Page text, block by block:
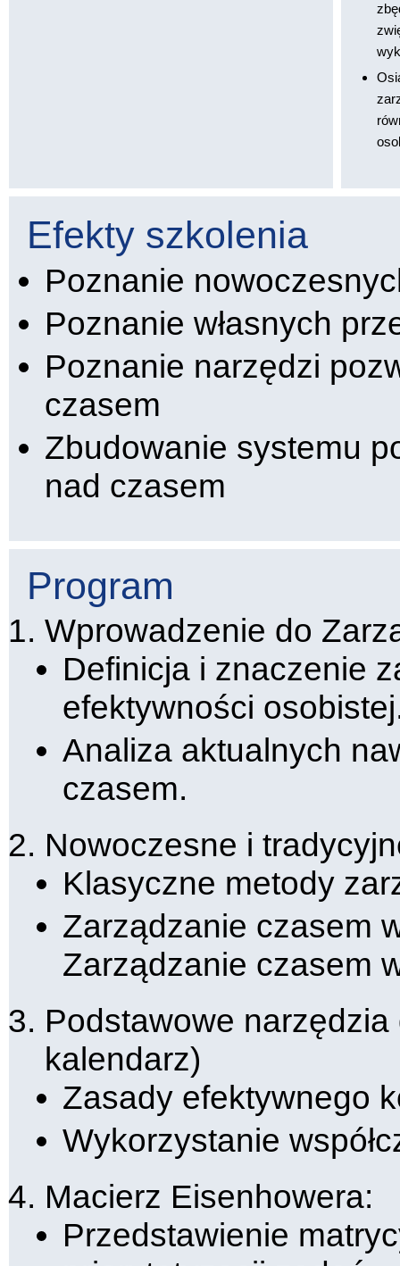
Efekty szkolenia
Poznanie
Poznanie własnych
Poznanie narzędzi
czasem
Zbudowanie systemu
nad czasem
Program
Wprowadzenie do
Definicja i znaczenie
efektywności
Analiza aktualnych
czasem.
Nowoczesne i
Klasyczne metody
Zarządzanie czasem
Zarządzanie czasem
Podstawowe
kalendarz)
Zasady efektywnego
Wykorzystanie
Macierz Eisenhowera:
Przedstawienie